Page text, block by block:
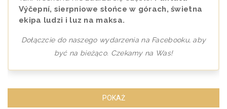
Výčepní, sierpniowe słońce w górach, świetna
ekipa ludzi i luz na maksa.
Dołączcie do naszego wydarzenia na Facebooku, aby
być na bieżąco. Czekamy na Was!
POKAŻ